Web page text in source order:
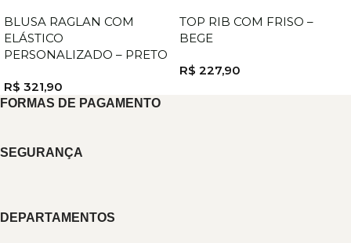
BLUSA RAGLAN COM
ELÁSTICO
PERSONALIZADO – PRETO
R$ 321,90
TOP RIB COM FRISO –
BEGE
R$ 227,90
FORMAS DE PAGAMENTO
SEGURANÇA
DEPARTAMENTOS